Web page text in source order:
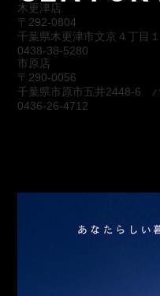
木更津店
〒292-0804
千葉県木更津市文京４丁目
0438-38-5280
市原店
〒290-0056
千葉県市原市五井2448-6
0436-26-4712